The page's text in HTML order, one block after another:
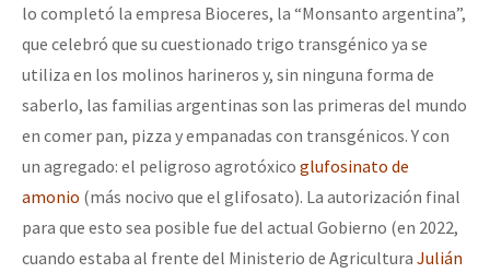
lo completó la empresa Bioceres, la “Monsanto argentina”,
que celebró que su cuestionado trigo transgénico ya se
utiliza en los molinos harineros y, sin ninguna forma de
saberlo, las familias argentinas son las primeras del mundo
en comer pan, pizza y empanadas con transgénicos. Y con
un agregado: el peligroso agrotóxico glufosinato de
amonio (más nocivo que el glifosato). La autorización final
para que esto sea posible fue del actual Gobierno (en 2022,
cuando estaba al frente del Ministerio de Agricultura Julián